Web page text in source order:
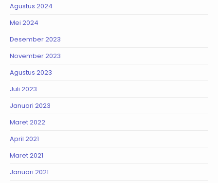
Agustus 2024
Mei 2024
Desember 2023
November 2023
Agustus 2023
Juli 2023
Januari 2023
Maret 2022
April 2021
Maret 2021
Januari 2021